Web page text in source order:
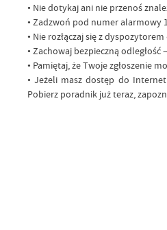
• Nie dotykaj ani nie przenoś
• Zadzwoń pod numer alarmowy
• Nie rozłączaj się z
• Zachowaj bezpieczną odległość
• Pamiętaj, że Twoje zgłoszenie
• Jeżeli masz dostęp do
Pobierz poradnik już teraz,